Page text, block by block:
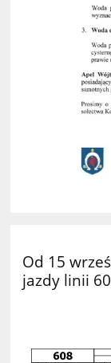
Od 15
jazdy linii